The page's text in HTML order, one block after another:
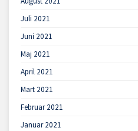
Juli 2021
Juni 2021
Maj 2021
April 2021
Mart 2021
Februar 2021
Januar 2021